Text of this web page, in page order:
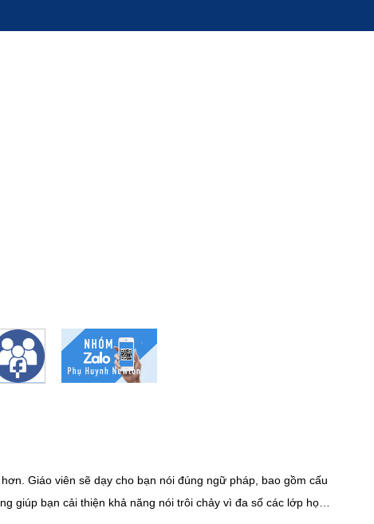
Giáo viên sẽ dạy cho bạn nói đúng ngữ pháp, bao gồm cấu
giúp bạn cải thiện khả năng nói trôi chảy vì đa số các lớp học